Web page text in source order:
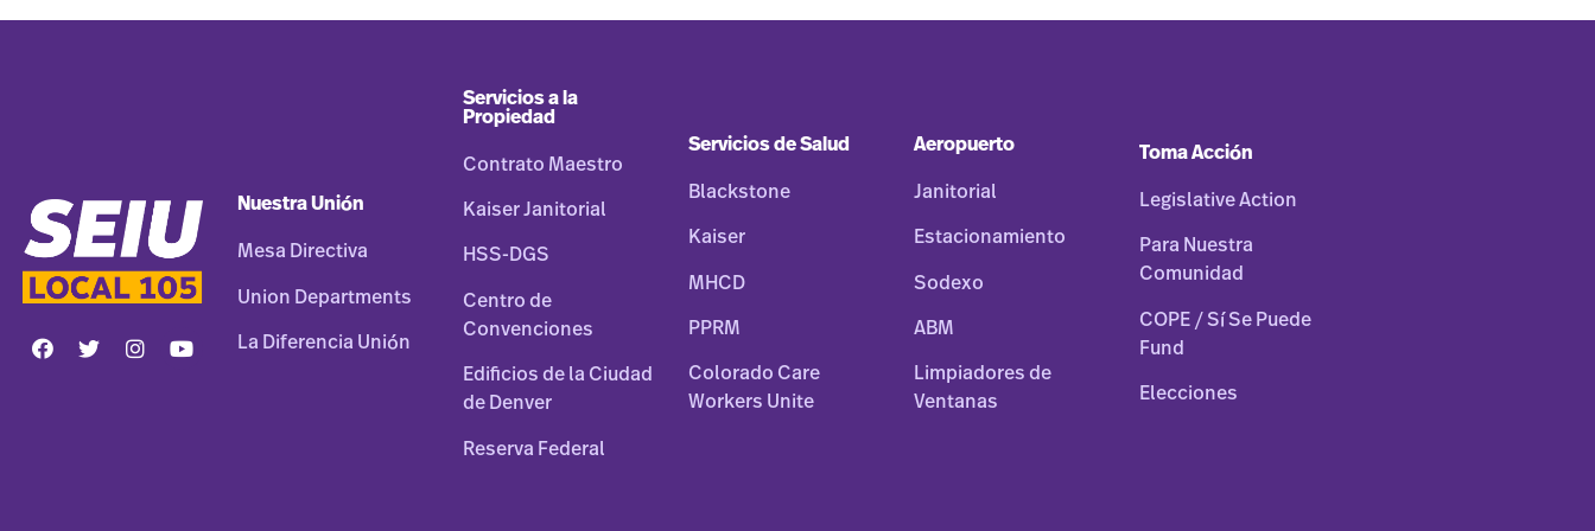
Nuestra Unión
Mesa Directiva
Union Departments
La Diferencia Unión
Servicios a la
Propiedad
Contrato Maestro
Kaiser Janitorial
HSS-DGS
Centro de
Convenciones
Edificios de la Ciudad
de Denver
Reserva Federal
Servicios de Salud
Blackstone
Kaiser
MHCD
PPRM
Colorado Care
Workers Unite
Aeropuerto
Janitorial
Estacionamiento
Sodexo
ABM
Limpiadores de
Ventanas
Toma Acción
Legislative Action
Para Nuestra
Comunidad
COPE / Sí Se Puede
Fund
Elecciones